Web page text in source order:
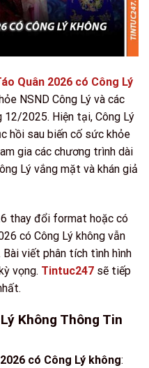
Quân 2026 có Công Lý
NSND Công Lý và các
2025. Hiện tại, Công Lý
hồi sau biến cố sức khỏe
gia các chương trình dài
Lý vắng mặt và khán giả
thay đổi format hoặc có
có Công Lý không vẫn
viết phân tích tình hình
vọng. Tintuc247 sẽ tiếp
Không Thông Tin
có Công Lý không: